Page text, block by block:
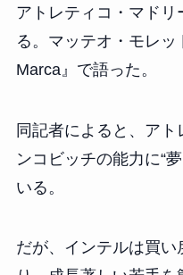
アトレティコ・マド
る。マッテオ・モレ
Marca』で語った。
同記者によると、ア
ンコビッチの能力に“
いる。
だが、インテルは買